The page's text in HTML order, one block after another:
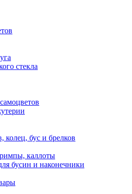
стекла
колец, бус и брелков
каллоты
бусин и наконечники